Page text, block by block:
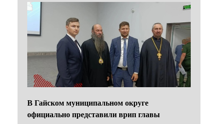
В Гайском муниципальном округе
официально представили врип главы